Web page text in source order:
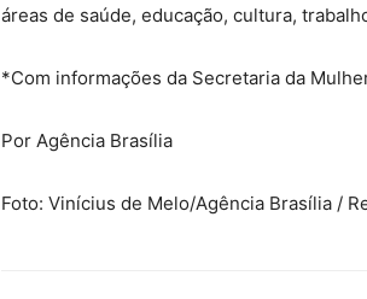
áreas de saúde, educação, cultura,
*Com informações da Secretaria da
Por Agência Brasília
Foto: Vinícius de Melo/Agência Brasília /